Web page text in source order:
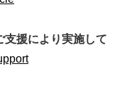
支援により実施して